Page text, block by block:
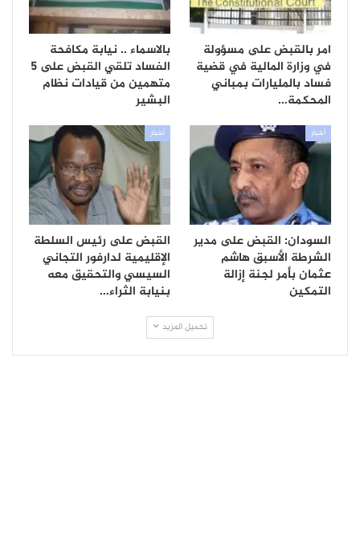
امر بالقبض على مسؤولة
في وزارة المالية في قضية
فساد بالمليارات بمباني
المحكمة…
بالاسماء .. نيابة مكافحة
الفساد تلقي القبض على 5
متهمين من قيادات نظام
البشير
أخبار
السودان: القبض على مدير
الشرطة الأسبق هاشم
عثمان بأمر لجنة إزالة
التمكين
أخبار
القبض على رئيس السلطة
الإقليمية لدارفور التجاني
السيسي والتحقيق معه
بنيابة الثراء…
تحميل المزيد